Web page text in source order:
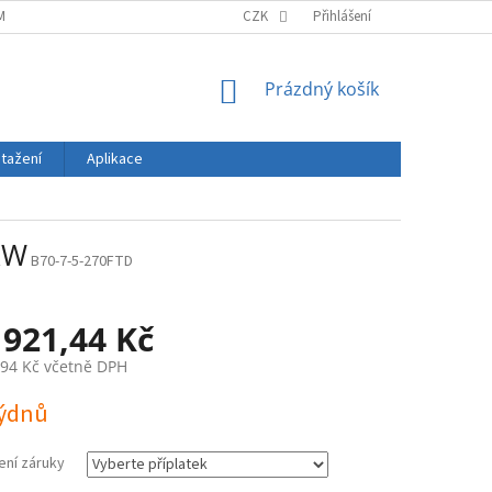
ZÁSADY OCHRANY OSOBNÍCH ÚDAJŮ DOPRAVA A PLATBA
CZK Přihlášení
NÁKUPNÍ
Prázdný košík
Aplikace
B70-7-5-270FTD
Kč
Kč včetně DPH
záruky